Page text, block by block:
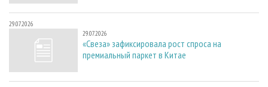
29.07.2026
29.07.2026
«Свеза» зафиксировала рост спроса на
премиальный паркет в Китае